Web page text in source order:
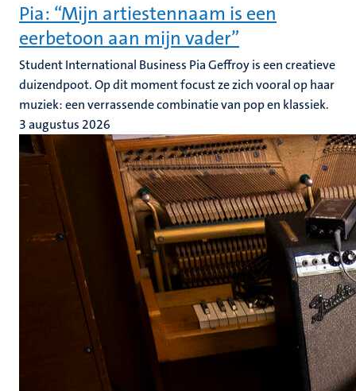
Pia: “Mijn artiestennaam is een
eerbetoon aan mijn vader”
Student International Business Pia Geffroy is een creatieve
duizendpoot. Op dit moment focust ze zich vooral op haar
muziek: een verrassende combinatie van pop en klassiek.
3 augustus 2026